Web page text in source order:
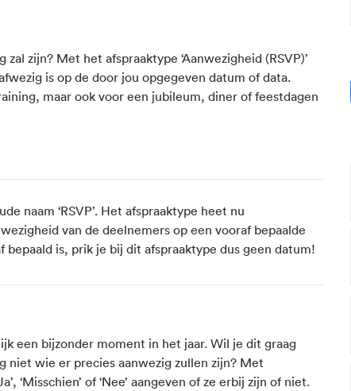
zijn? Met het afspraaktype ‘Aanwezigheid (RSVP)’
is op de door jou opgegeven datum of data.
maar ook voor een jubileum, diner of feestdagen
naam ‘RSVP’. Het afspraaktype heet nu
van de deelnemers op een vooraf bepaalde
is, prik je bij dit afspraaktype dus geen datum!
een bijzonder moment in het jaar. Wil je dit graag
wie er precies aanwezig zullen zijn? Met
‘Misschien’ of ‘Nee’ aangeven of ze erbij zijn of niet.